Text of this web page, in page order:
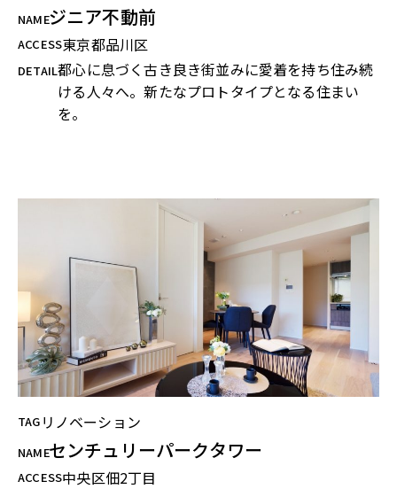
NAMEジニア不動前
ACCESS東京都品川区
DETAIL都心に息づく古き良き街並みに愛着を持ち住み続
ける人々へ。新たなプロトタイプとなる住まい
を。
TAG リノベーション
NAMEセンチュリーパークタワー
ACCESS中央区佃2丁目